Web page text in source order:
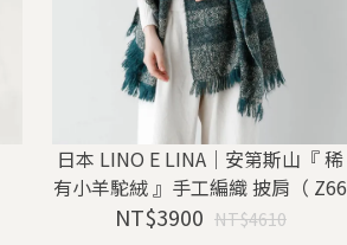
日本 LINO E LINA｜安第斯山『 稀
有小羊駝絨 』手工編織 披肩（ Z66
1 ）
NT$3900 NT$4610